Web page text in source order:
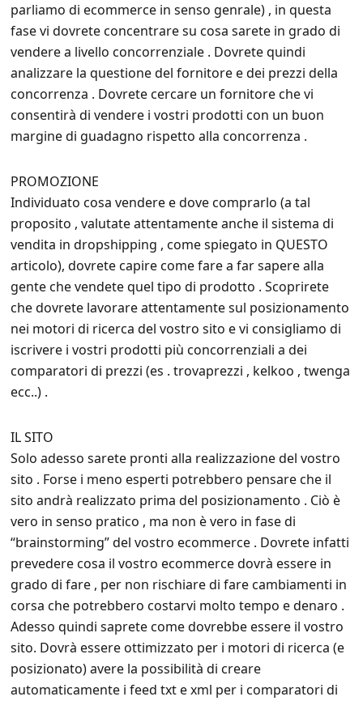
parliamo di ecommerce in senso genrale) , in questa
fase vi dovrete concentrare su cosa sarete in grado di
vendere a livello concorrenziale . Dovrete quindi
analizzare la questione del fornitore e dei prezzi della
concorrenza . Dovrete cercare un fornitore che vi
consentirà di vendere i vostri prodotti con un buon
margine di guadagno rispetto alla concorrenza .
PROMOZIONE
Individuato cosa vendere e dove comprarlo (a tal
proposito , valutate attentamente anche il sistema di
vendita in dropshipping , come spiegato in QUESTO
articolo), dovrete capire come fare a far sapere alla
gente che vendete quel tipo di prodotto . Scoprirete
che dovrete lavorare attentamente sul posizionamento
nei motori di ricerca del vostro sito e vi consigliamo di
iscrivere i vostri prodotti più concorrenziali a dei
comparatori di prezzi (es . trovaprezzi , kelkoo , twenga
ecc..) .
IL SITO
Solo adesso sarete pronti alla realizzazione del vostro
sito . Forse i meno esperti potrebbero pensare che il
sito andrà realizzato prima del posizionamento . Ciò è
vero in senso pratico , ma non è vero in fase di
“brainstorming” del vostro ecommerce . Dovrete infatti
prevedere cosa il vostro ecommerce dovrà essere in
grado di fare , per non rischiare di fare cambiamenti in
corsa che potrebbero costarvi molto tempo e denaro .
Adesso quindi saprete come dovrebbe essere il vostro
sito. Dovrà essere ottimizzato per i motori di ricerca (e
posizionato) avere la possibilità di creare
automaticamente i feed txt e xml per i comparatori di